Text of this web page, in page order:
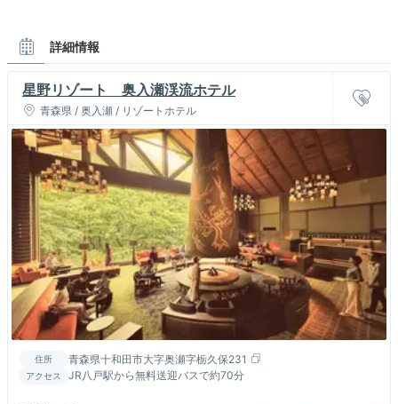
詳細情報
星野リゾート 奥入瀬渓流ホテル
青森県 / 奥入瀬 / リゾートホテル
住所 青森県十和田市大字奥瀬字栃久保231
アクセス JR八戸駅から無料送迎バスで約70分